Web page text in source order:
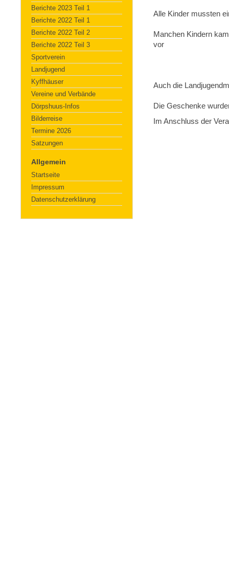
Berichte 2023 Teil 1
Berichte 2022 Teil 1
Berichte 2022 Teil 2
Berichte 2022 Teil 3
Sportverein
Landjugend
Kyffhäuser
Vereine und Verbände
Dörpshuus-Infos
Bilderreise
Termine 2026
Satzungen
Allgemein
Startseite
Impressum
Datenschutzerklärung
Alle Kinder mussten
Manchen Kindern
vor
Auch die
Die Geschenke
Im Anschluss der